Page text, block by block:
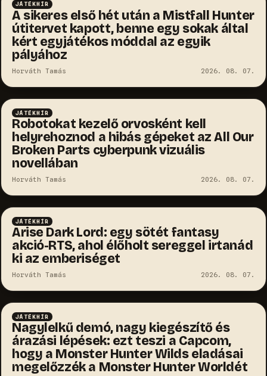
JÁTÉKHÍR
A sikeres első hét után a Mistfall Hunter
útitervet kapott, benne egy sokak által
kért egyjátékos móddal az egyik
pályához
Horváth Tamás 2026. 08. 07.
JÁTÉKHÍR
Robotokat kezelő orvosként kell
helyrehoznod a hibás gépeket az All Our
Broken Parts cyberpunk vizuális
novellában
Horváth Tamás 2026. 08. 07.
JÁTÉKHÍR
Arise Dark Lord: egy sötét fantasy
akció-RTS, ahol élőholt sereggel irtanád
ki az emberiséget
Horváth Tamás 2026. 08. 07.
JÁTÉKHÍR
Nagylelkű demó, nagy kiegészítő és
árazási lépések: ezt teszi a Capcom,
hogy a Monster Hunter Wilds eladásai
megelőzzék a Monster Hunter Worldét